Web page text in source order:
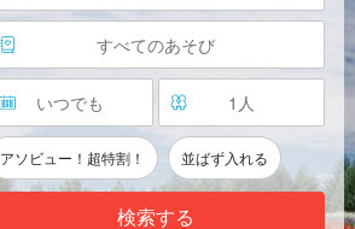
すべてのあそび
いつでも 1 人
アソビュー！超特割！ 並ばず入れる
検索する